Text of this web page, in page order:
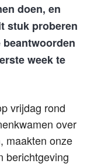
doen, en
stuk proberen
week te
vrijdag rond
over
maakten onze
berichtgeving